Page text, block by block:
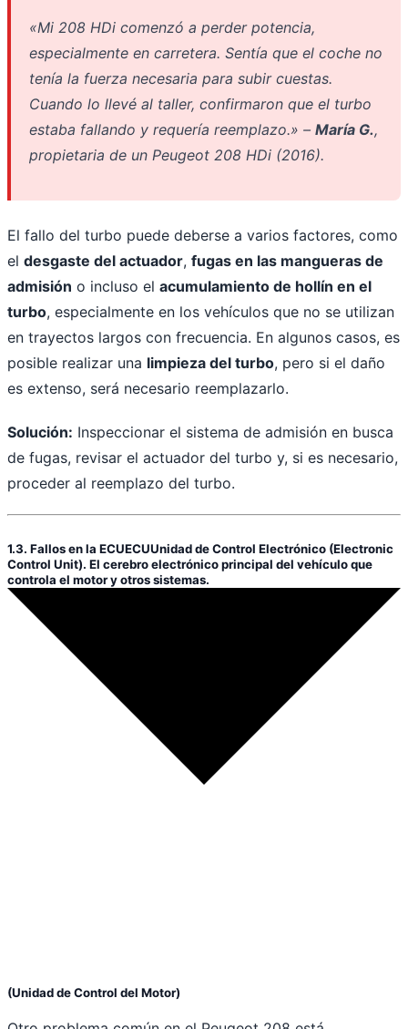
«Mi 208 HDi comenzó a perder potencia,
especialmente en carretera. Sentía que el coche no
tenía la fuerza necesaria para subir cuestas.
Cuando lo llevé al taller, confirmaron que el turbo
estaba fallando y requería reemplazo.» – María G.,
propietaria de un Peugeot 208 HDi (2016).
El fallo del turbo puede deberse a varios factores, como
el desgaste del actuador, fugas en las mangueras de
admisión o incluso el acumulamiento de hollín en el
turbo, especialmente en los vehículos que no se utilizan
en trayectos largos con frecuencia. En algunos casos, es
posible realizar una limpieza del turbo, pero si el daño
es extenso, será necesario reemplazarlo.
Solución: Inspeccionar el sistema de admisión en busca
de fugas, revisar el actuador del turbo y, si es necesario,
proceder al reemplazo del turbo.
1.3. Fallos en la ECUECUUnidad de Control Electrónico (Electronic
Control Unit). El cerebro electrónico principal del vehículo que
controla el motor y otros sistemas.
(Unidad de Control del Motor)